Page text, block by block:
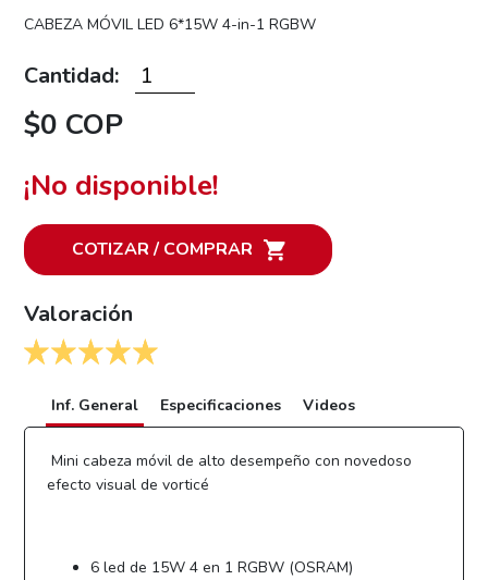
CABEZA MÓVIL LED 6*15W 4-in-1 RGBW
Cantidad:
$0 COP
¡No disponible!
COTIZAR / COMPRAR
Valoración
Inf. General Especificaciones Videos
Mini cabeza móvil de alto desempeño con novedoso
efecto visual de vorticé
6 led de 15W 4 en 1 RGBW (OSRAM)